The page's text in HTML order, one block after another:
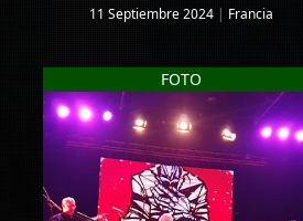
11 Septiembre 2024 | Francia
FOTO